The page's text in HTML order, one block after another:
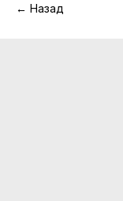
← Назад